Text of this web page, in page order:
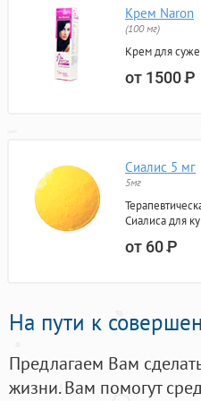
Крем Naron
(100 мг)
Крем для
от 1500Р
Сиалис 5 мг
5мг
Сиалиса для
от 60Р
На пути к
Предлагаем Вам
жизни. Вам помогут